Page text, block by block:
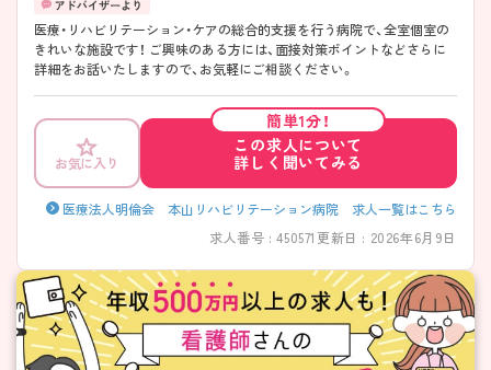
医療・リハビリテーション・ケアの総合的支援を行う病院で、全室個室の
きれいな施設です！ ご興味のある方には、面接対策ポイントなどさらに
詳細をお話いたしますので、お気軽にご相談ください。
お気に入り
簡単1分！
この求人について
詳しく聞いてみる
医療法人明倫会 本山リハビリテーション病院 求人一覧はこちら
求人番号 : 450571 更新日 : 2026年6月9日